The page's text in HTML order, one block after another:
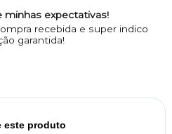
minhas expectativas!
recebida e super indico
garantida!
este produto